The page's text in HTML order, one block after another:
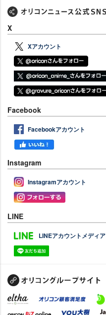
X
Xアカウント
Facebook
Facebookアカウント
Instagram
Instagramアカウント
LINE
LINEアカウントメディア